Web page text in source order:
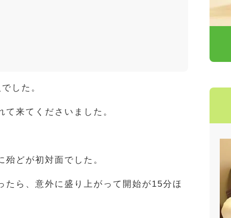
した。
来てくださいました。
どが初対面でした。
ら、意外に盛り上がって開始が15分ほ